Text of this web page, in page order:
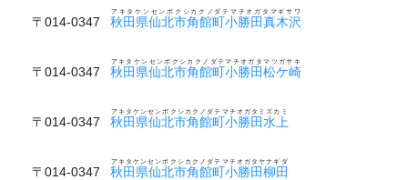
〒014-0347 秋田県仙北市角館町小勝田真木沢
アキタケンセンボクシカクノダテマチオガタマギサワ
〒014-0347 秋田県仙北市角館町小勝田松ケ崎
アキタケンセンボクシカクノダテマチオガタマツガサキ
〒014-0347 秋田県仙北市角館町小勝田水上
アキタケンセンボクシカクノダテマチオガタミズカミ
〒014-0347 秋田県仙北市角館町小勝田柳田
アキタケンセンボクシカクノダテマチオガタヤナギダ